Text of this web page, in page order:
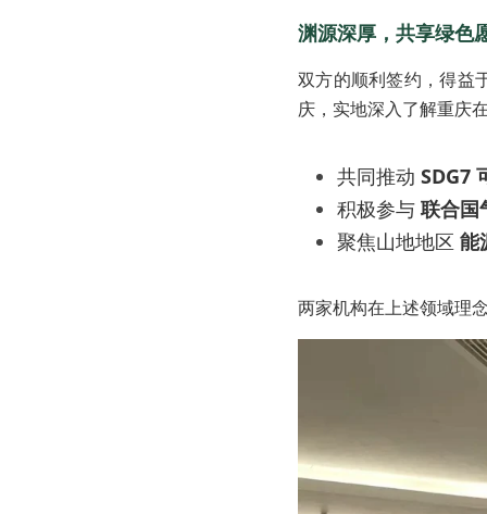
渊源深厚，共享绿色
双方的顺利签约，得益
庆，实地深入了解重庆
共同推动 SDG7
积极参与 联合国
聚焦山地地区 能
两家机构在上述领域理